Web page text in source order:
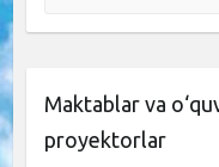
Maktablar va
proyektorlar